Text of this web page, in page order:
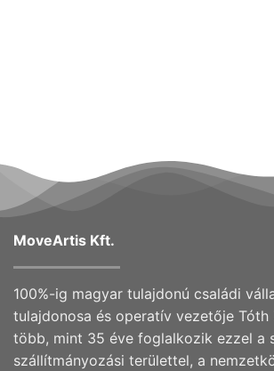
MoveArtis Kft.
100%-ig magyar tulajdonú családi
tulajdonosa és operatív vezetője Tóth
több, mint 35 éve foglalkozik ezzel a
szállítmányozási területtel, a